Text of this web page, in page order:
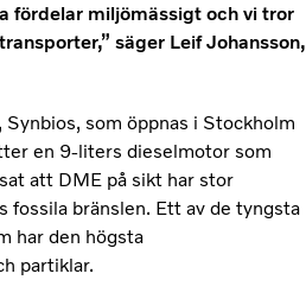
fördelar miljömässigt och vi tror
säger Leif Johansson,
som öppnas i Stockholm
en 9-liters dieselmotor som
att DME på sikt har stor
bränslen. Ett av de tyngsta
har den högsta
partiklar.